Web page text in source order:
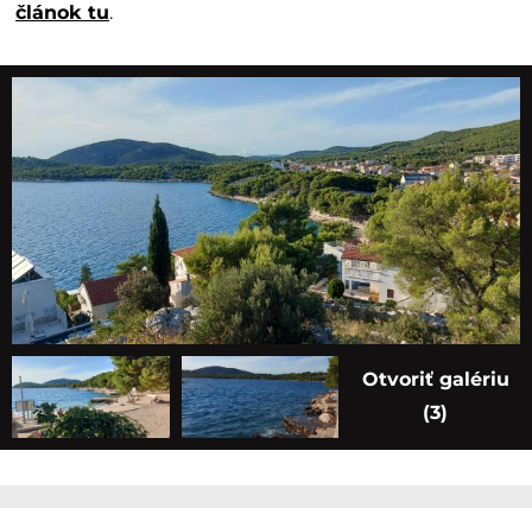
článok tu.
Otvoriť galériu
(3)